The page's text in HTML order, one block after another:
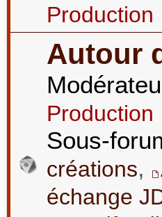
Production
Autour
Production
Sous-
créations,
échange